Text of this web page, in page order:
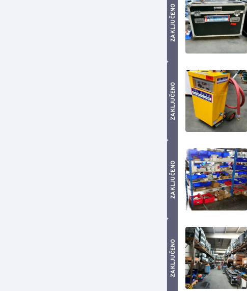
ZAKLJUČENO
ZAKLJUČENO
ZAKLJUČENO
ZAKLJUČENO